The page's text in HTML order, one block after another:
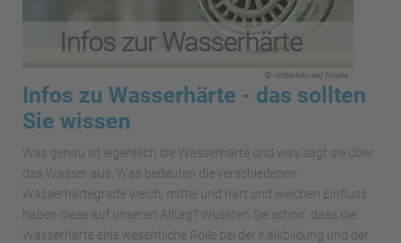
Infos zu Wasserhärte - das sollten
Sie wissen
Was genau ist eigentlich die Wasserhärte und was sagt sie über
das Wasser aus. Was bedeuten die verschiedenen
Wasserhärtegrade weich, mittel und hart und welchen Einfluss
haben diese auf unseren Alltag? Wussten Sie schon, dass die
Wasserhärte eine wesentliche Rolle bei der Kalkbildung und der